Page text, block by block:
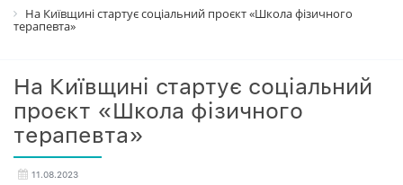
На Київщині стартує соціальний проєкт «Школа фізичного
терапевта»
На Київщині стартує соціальний
проєкт «Школа фізичного
терапевта»
11.08.2023